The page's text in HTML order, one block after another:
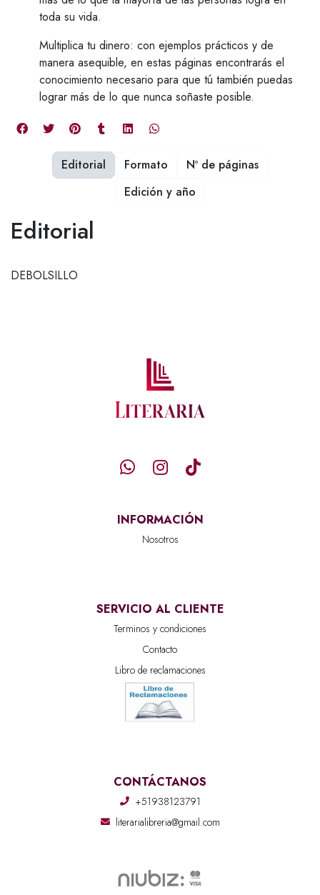
toda su vida.
Multiplica tu dinero: con ejemplos prácticos y de
manera asequible, en estas páginas encontrarás el
conocimiento necesario para que tú también puedas
lograr más de lo que nunca soñaste posible.
Editorial
DEBOLSILLO
Editorial Formato
Nº de páginas
Edición y año
INFORMACIÓN
Nosotros
SERVICIO AL CLIENTE
Terminos y condiciones
Contacto
Libro de reclamaciones
CONTÁCTANOS
+51938123791
literarialibreria@gmail.com